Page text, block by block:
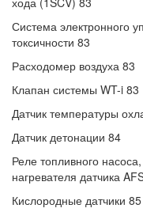
Система электронного
токсичности 83
Расходомер воздуха 83
Клапан системы WT-i 83
Датчик температуры
Датчик детонации 84
Реле топливного
нагревателя датчика
Кислородные датчики 85